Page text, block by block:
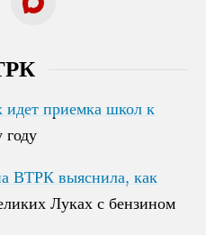
приемка школ к
приемка школ к
ВТРК выяснила, как
Луках с бензином
ВТРК выяснила, как
Луках с бензином